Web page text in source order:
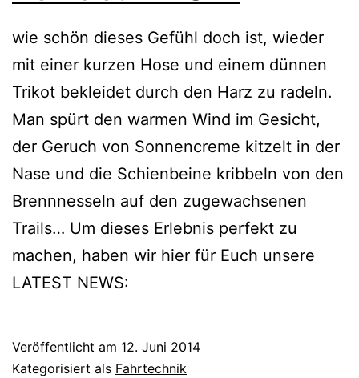
wie schön dieses Gefühl doch ist, wieder
mit einer kurzen Hose und einem dünnen
Trikot bekleidet durch den Harz zu radeln.
Man spürt den warmen Wind im Gesicht,
der Geruch von Sonnencreme kitzelt in der
Nase und die Schienbeine kribbeln von den
Brennnesseln auf den zugewachsenen
Trails… Um dieses Erlebnis perfekt zu
machen, haben wir hier für Euch unsere
LATEST NEWS:
Veröffentlicht am 12. Juni 2014
Kategorisiert als Fahrtechnik